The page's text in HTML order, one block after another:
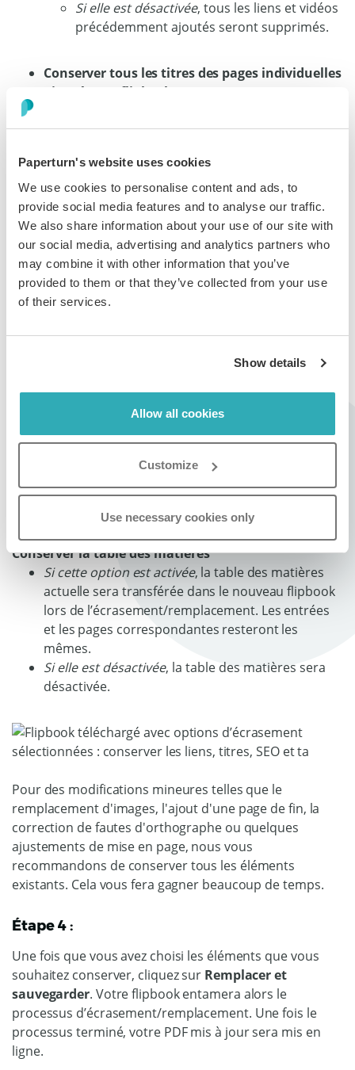
Paperturn's website uses cookies
We use cookies to personalise content and ads, to
provide social media features and to analyse our traffic.
We also share information about your use of our site with
our social media, advertising and analytics partners who
may combine it with other information that you’ve
provided to them or that they’ve collected from your use
of their services.
Show details
Allow all cookies
Customize
Use necessary cookies only
Si elle est désactivée, tous les liens et vidéos
précédemment ajoutés seront supprimés.
Conserver tous les titres des pages individuelles
ajoutées au flipbook
pages ajoutés via la fonction d'optimisation
Si elle est désactivée, les titres de page
seront supprimés.
Conserver les métadonnées SEO des pages du
flipbook
Si cette option est activée , toutes les
descriptions de pages et les mots-clés
ajoutés via la fonction d'optimisation SEO
pages et les mots-clés seront supprimés.
Conserver le texte SEO du flipbook
Si cette option est activée, le texte existant
Si elle est désactivée, le système de
Paperturn analysera le nouveau fichier PDF
de l’ancienne version.
Conserver la table des matières
Si cette option est activée, la table des matières
actuelle sera transférée dans le nouveau flipbook
lors de l’écrasement/remplacement. Les entrées
et les pages correspondantes resteront les
mêmes.
Si elle est désactivée, la table des matières sera
désactivée.
Pour des modifications mineures telles que le
remplacement d'images, l'ajout d'une page de fin, la
correction de fautes d'orthographe ou quelques
ajustements de mise en page, nous vous
recommandons de conserver tous les éléments
existants. Cela vous fera gagner beaucoup de temps.
Étape 4 :
Une fois que vous avez choisi les éléments que vous
souhaitez conserver, cliquez sur Remplacer et
sauvegarder. Votre flipbook entamera alors le
processus d’écrasement/remplacement. Une fois le
processus terminé, votre PDF mis à jour sera mis en
ligne.